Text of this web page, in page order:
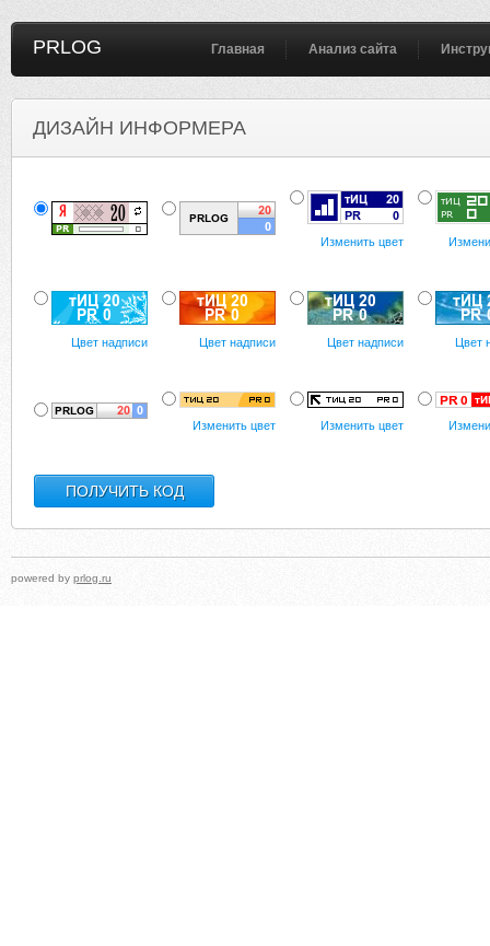
PRLOG Главная Анализ сайта
ДИЗАЙН ИНФОРМЕРА
Изменить цвет
Цвет надписи Цвет надписи Цвет надписи Цвет
Изменить цвет Изменить цвет
powered by prlog.ru